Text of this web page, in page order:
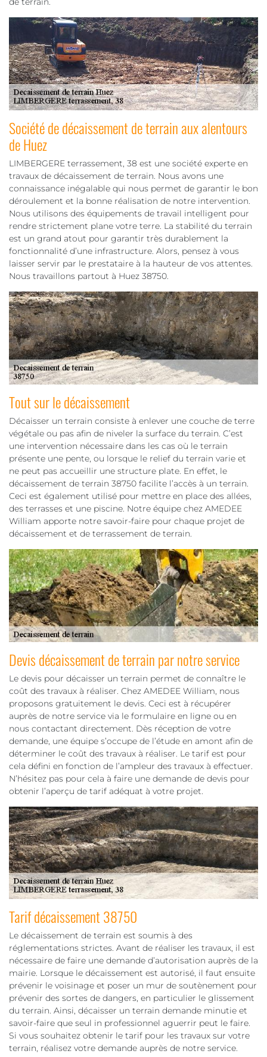
Société de décaissement de terrain aux alentours
de Huez
LIMBERGERE terrassement, 38 est une société experte en
travaux de décaissement de terrain. Nous avons une
connaissance inégalable qui nous permet de garantir le bon
déroulement et la bonne réalisation de notre intervention.
Nous utilisons des équipements de travail intelligent pour
rendre strictement plane votre terre. La stabilité du terrain
est un grand atout pour garantir très durablement la
fonctionnalité d’une infrastructure. Alors, pensez à vous
laisser servir par le prestataire à la hauteur de vos attentes.
Nous travaillons partout à Huez 38750.
Tout sur le décaissement
Décaisser un terrain consiste à enlever une couche de terre
végétale ou pas afin de niveler la surface du terrain. C’est
une intervention nécessaire dans les cas où le terrain
présente une pente, ou lorsque le relief du terrain varie et
ne peut pas accueillir une structure plate. En effet, le
décaissement de terrain 38750 facilite l’accès à un terrain.
Ceci est également utilisé pour mettre en place des allées,
des terrasses et une piscine. Notre équipe chez AMEDEE
William apporte notre savoir-faire pour chaque projet de
décaissement et de terrassement de terrain.
Devis décaissement de terrain par notre service
Le devis pour décaisser un terrain permet de connaître le
coût des travaux à réaliser. Chez AMEDEE William, nous
proposons gratuitement le devis. Ceci est à récupérer
auprès de notre service via le formulaire en ligne ou en
nous contactant directement. Dès réception de votre
demande, une équipe s’occupe de l’étude en amont afin de
déterminer le coût des travaux à réaliser. Le tarif est pour
cela défini en fonction de l’ampleur des travaux à effectuer.
N’hésitez pas pour cela à faire une demande de devis pour
obtenir l’aperçu de tarif adéquat à votre projet.
Tarif décaissement 38750
Le décaissement de terrain est soumis à des
réglementations strictes. Avant de réaliser les travaux, il est
nécessaire de faire une demande d’autorisation auprès de la
mairie. Lorsque le décaissement est autorisé, il faut ensuite
prévenir le voisinage et poser un mur de soutènement pour
prévenir des sortes de dangers, en particulier le glissement
du terrain. Ainsi, décaisser un terrain demande minutie et
savoir-faire que seul in professionnel aguerrir peut le faire.
Si vous souhaitez obtenir le tarif pour les travaux sur votre
terrain, réalisez votre demande auprès de notre service.